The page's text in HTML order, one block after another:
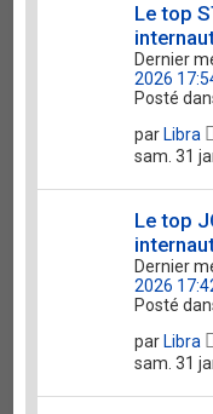
Le top
Dernier
2026
Posté
par Libra
sam. 31
Le top
Dernier
2026
Posté
par Libra
sam. 31